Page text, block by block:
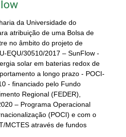
da Universidade do
atribuição de uma Bolsa de
no âmbito do projeto de
EQU/30510/2017 – SunFlow -
solar em baterias redox de
a longo prazo - POCI-
- financiado pelo Fundo
Regional (FEDER),
– Programa Operacional
(POCI) e com o
MCTES através de fundos